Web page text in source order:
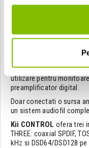
USB pentru monitoarele
Acesta ofera controlul
redare de cea mai inalta
utilizare pentru
preamplificator digital.
Doar conectati o sursa
un sistem audiofil
Kii CONTROL ofera trei
THREE: coaxial SPDIF,
kHz si DSD64/DSD128 pe